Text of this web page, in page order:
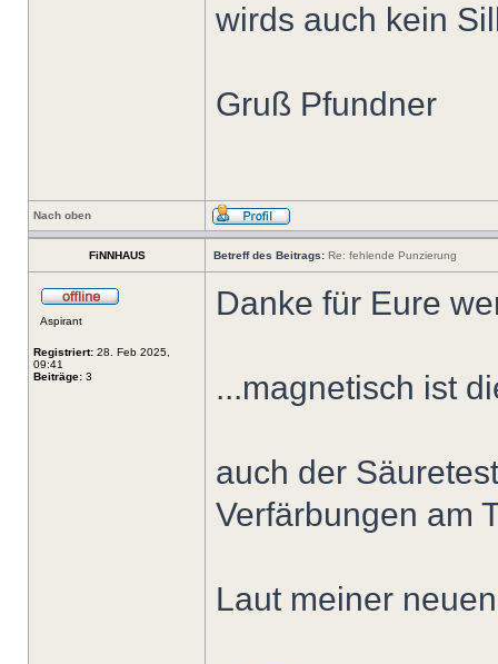
wirds auch kein
Gruß Pfundner
Nach oben
FiNNHAUS Betreff des Beitrags: Re: fehlende Punzierung
Aspirant
Registriert: 28. Feb 2025,
09:41
Beiträge: 3
Danke für Eure
...magnetisch ist
auch der
Verfärbungen am
Laut meiner